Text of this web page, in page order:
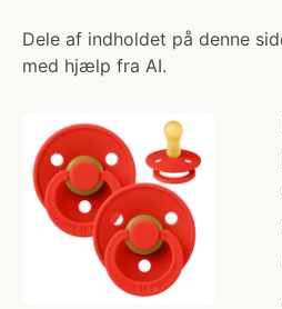
Dele af indholdet på denne
med hjælp fra AI.